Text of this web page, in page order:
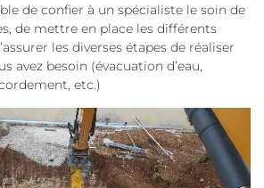
de confier à un spécialiste le soin de
de mettre en place les différents
les diverses étapes de réaliser
avez besoin (évacuation d’eau,
etc.)